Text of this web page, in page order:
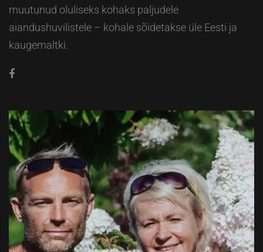
muutunud oluliseks kohaks paljudele
aiandushuvilistele – kohale sõidetakse üle Eesti ja
kaugemaltki.